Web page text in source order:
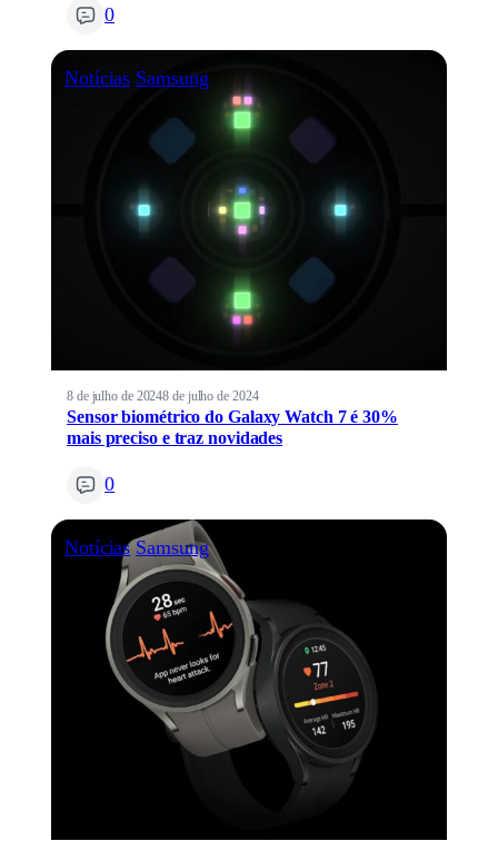
0
Notícias Samsung
8 de julho de 20248 de julho de 2024
Sensor biométrico do Galaxy Watch 7 é 30%
mais preciso e traz novidades
0
Notícias Samsung